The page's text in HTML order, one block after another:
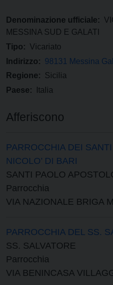
Denominazione ufficiale:
MESSINA SUD E GALATI
Tipo: Vicariato
Indirizzo: 98131 Messina
Regione: Sicilia
Paese:
Italia
Afferiscono
PARROCCHIA DEI
NICOLO’ DI BARI
SANTI PAOLO
Parrocchia
VIA NAZIONALE BRIGA
PARROCCHIA DEL SS.
SS. SALVATORE
Parrocchia
VIA BENINCASA